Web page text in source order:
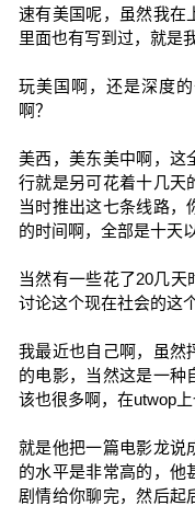
速有美国呢，虽然我在
里面也有写到过，就是
玩美国啊，还是深度
啊？
美西，美东美中啊，这
行就是另可花着十几天
当时推出这七条线路，
的时间啊，全部是十天
当然有一些花了20几
讨论这个现在社会的这
我最近也自己啊，虽然
的电影，当然这是一种
该也很多啊，在utwop上
就是他把一篇电影龙说
的水平是非常高的，他
剧情给你聊完，然后起